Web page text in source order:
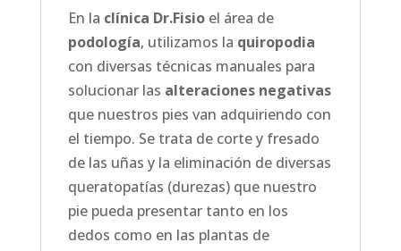
En la clínica Dr.Fisioel área de
podología, utilizamos la quiropodia
con diversas técnicas manuales para
solucionar las alteraciones negativas
que nuestros pies van adquiriendo con
el tiempo. Se trata de corte y fresado
de las uñas y la eliminación de diversas
queratopatías (durezas) que nuestro
pie pueda presentar tanto en los
dedos como en las plantas de